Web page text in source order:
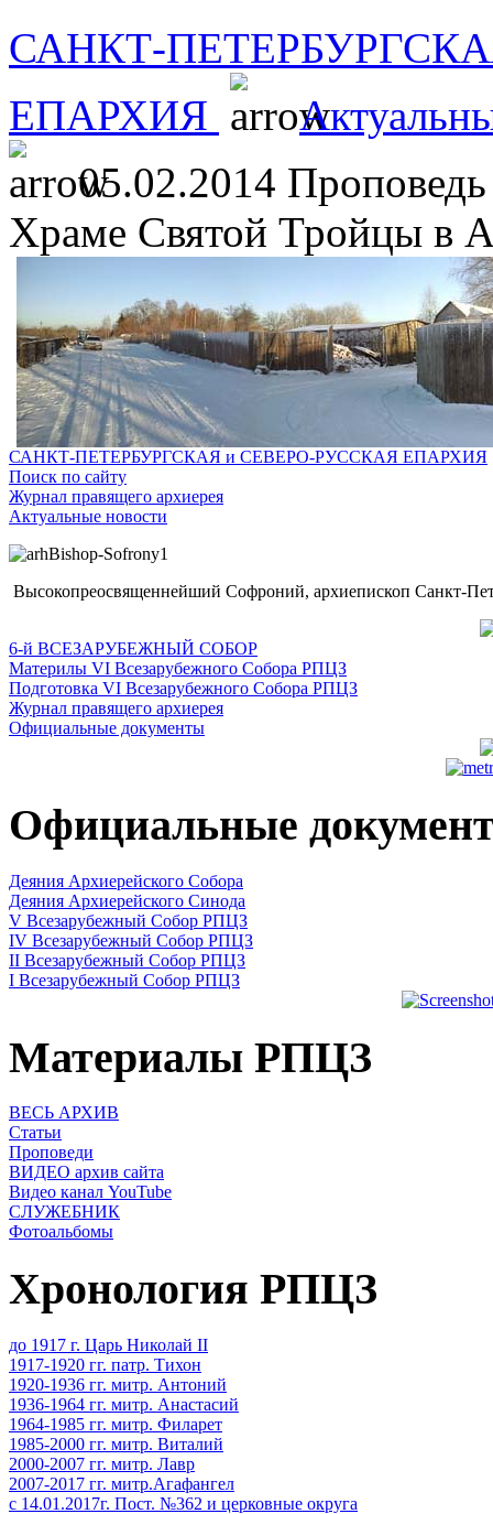
САНКТ-
ЕПАРХИЯ
05.02.2014
Храме Святой Тройцы в
САНКТ-ПЕТЕРБУРГСКАЯ и СЕВЕРО-РУССКАЯ ЕПАРХИЯ
Поиск по сайту
Журнал правящего архиерея
Актуальные новости
Высокопреосвященнейший Софроний, архиепископ Санкт-
6-й ВСЕЗАРУБЕЖНЫЙ СОБОР
Материлы VI Всезарубежного Собора РПЦЗ
Подготовка VI Всезарубежного Собора РПЦЗ
Журнал правящего архиерея
Официальные документы
Официальные
Деяния Архиерейского Собора
Деяния Архиерейского Синода
V Всезарубежный Собор РПЦЗ
IV Всезарубежный Собор РПЦЗ
II Всезарубежный Собор РПЦЗ
I Всезарубежный Собор РПЦЗ
Материалы РПЦЗ
ВЕСЬ АРХИВ
Статьи
Проповеди
ВИДЕО архив сайта
Видео канал YouTube
СЛУЖЕБНИК
Фотоальбомы
Хронология РПЦЗ
до 1917 г. Царь Николай II
1917-1920 гг. патр. Тихон
1920-1936 гг. митр. Антоний
1936-1964 гг. митр. Анастасий
1964-1985 гг. митр. Филарет
1985-2000 гг. митр. Виталий
2000-2007 гг. митр. Лавр
2007-2017 гг. митр.Агафангел
с 14.01.2017г. Пост. №362 и церковные округа